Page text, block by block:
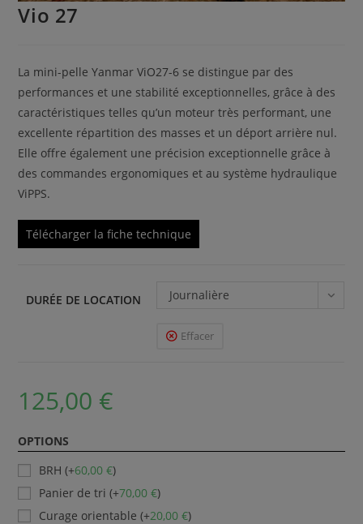
Vio 27
La mini-pelle Yanmar ViO27-6 se distingue par des
performances et une stabilité exceptionnelles, grâce à des
caractéristiques telles qu’un moteur très performant, une
excellente répartition des masses et un déport arrière nul.
Elle offre également une précision exceptionnelle grâce à
des commandes ergonomiques et au système hydraulique
ViPPS.
Télécharger la fiche technique
DURÉE DE LOCATION Journalière
Effacer
125,00 €
OPTIONS
BRH (+60,00€)
Panier de tri (+70,00€)
Curage orientable (+20,00€)